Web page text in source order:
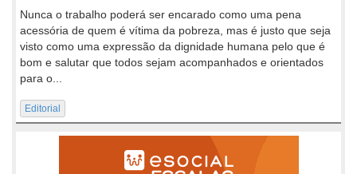
Nunca o trabalho poderá ser encarado como uma pena
acessória de quem é vítima da pobreza, mas é justo que seja
visto como uma expressão da dignidade humana pelo que é
bom e salutar que todos sejam acompanhados e orientados
para o...
Editorial